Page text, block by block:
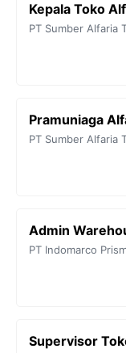
Kepala Toko
PT Sumber Alfaria
Pramuniaga
PT Sumber Alfaria
Admin
PT Indomarco
Supervisor